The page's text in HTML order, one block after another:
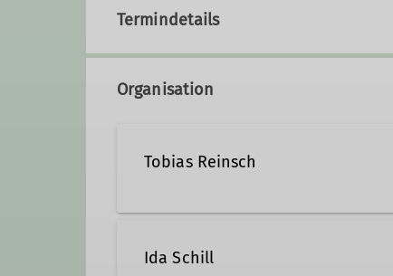
Termindetails
Organisation
Tobias Reinsch
Qualifikationen
Ida Schill